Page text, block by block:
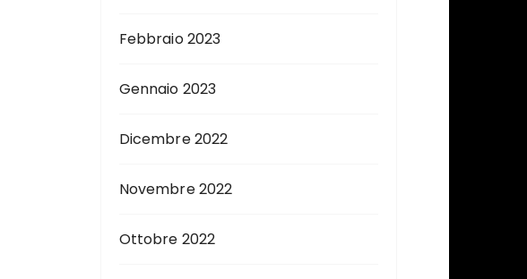
Febbraio 2023
Gennaio 2023
Dicembre 2022
Novembre 2022
Ottobre 2022